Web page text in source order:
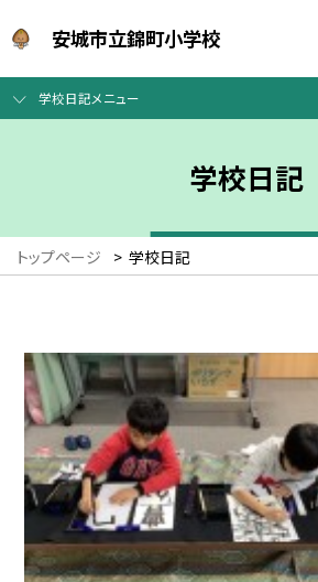
安城市立錦町小学校
学校日記メニュー
学校日記
トップページ > 学校日記